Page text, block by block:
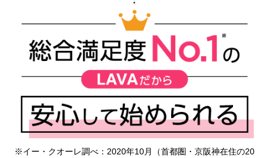
※イー・クオーレ調べ：2020年10月（首都圏・京阪神在住の20